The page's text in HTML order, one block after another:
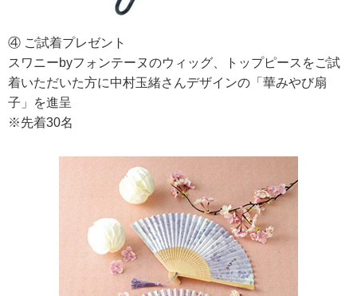
④ ご試着プレゼント
スワニーbyフォンテーヌのウィッグ、トップピースをご試
着いただいた方に中村玉緒さんデザインの「華みやび扇
子」を進呈
※先着30名